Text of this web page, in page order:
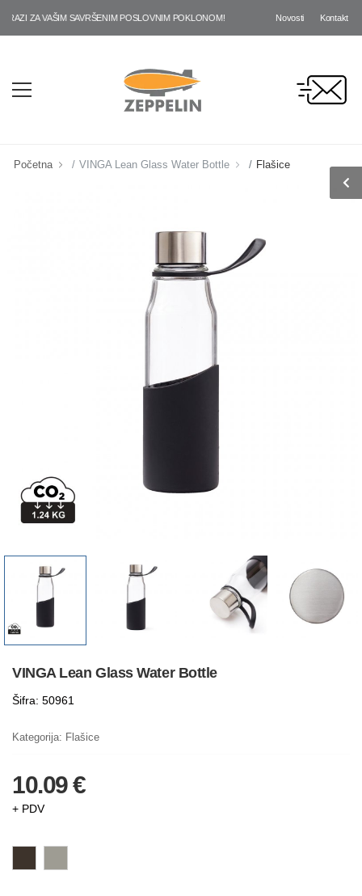
ZA VAŠIM SAVRŠENIM POSLOVNIM POKLONOM! Novosti Kontakt
Početna VINGA Lean Glass Water Bottle Flašice
VINGA Lean Glass Water Bottle
Šifra: 50961
Kategorija: Flašice
10.09 €
+ PDV